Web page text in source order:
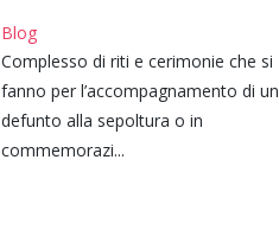
Blog
Complesso di riti e cerimonie che si
fanno per l’accompagnamento di un
defunto alla sepoltura o in
commemorazi...